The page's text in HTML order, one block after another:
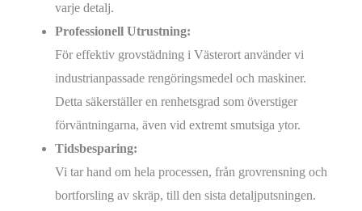
varje detalj.
Professionell Utrustning:
För effektiv grovstädning i Västerort använder vi
industrianpassade rengöringsmedel och maskiner.
Detta säkerställer en renhetsgrad som överstiger
förväntningarna, även vid extremt smutsiga ytor.
Tidsbesparing:
Vi tar hand om hela processen, från grovrensning och
bortforsling av skräp, till den sista detaljputsningen.